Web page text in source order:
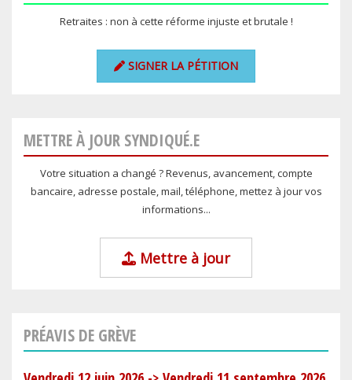
Retraites : non à cette réforme injuste et brutale !
SIGNER LA PÉTITION
METTRE À JOUR SYNDIQUÉ.E
Votre situation a changé ? Revenus, avancement, compte
bancaire, adresse postale, mail, téléphone, mettez à jour vos
informations...
Mettre à jour
PRÉAVIS DE GRÈVE